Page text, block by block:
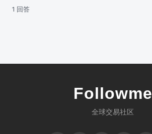
1 回答
Followme
全球交易社区